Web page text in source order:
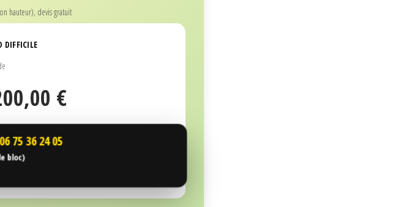
hauteur), devis gratuit
DIFFICILE
€
06 75 36 24 05
bloc)